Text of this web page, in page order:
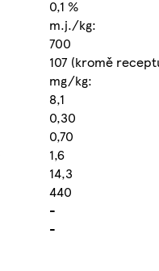
0,1 %
m.j./kg:
700
107 (kromě
mg/kg:
8,1
0,30
0,70
1,6
14,3
440
-
-